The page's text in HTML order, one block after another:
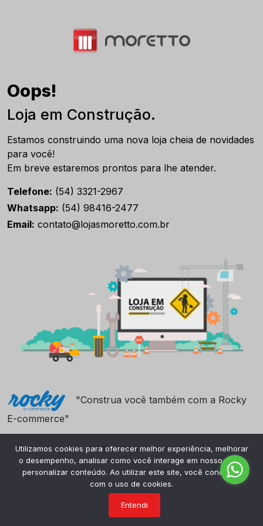
Oops!
Loja em Construção.
Estamos construindo uma nova loja cheia de novidades
para você!
Em breve estaremos prontos para lhe atender.
Telefone: (54) 3321-2967
Whatsapp: (54) 98416-2477
Email: contato@lojasmoretto.com.br
"Construa você também com a Rocky
E-commerce"
Utilizamos cookies para oferecer melhor experiência, melhorar
o desempenho, analisar como você interage em nosso site e
personalizar conteúdo. Ao utilizar este site, você concorda
com o uso de cookies.
Entendi